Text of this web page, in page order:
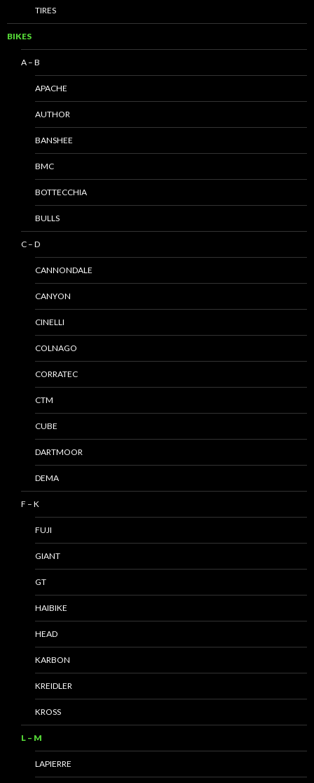
TIRES
BIKES
A – B
APACHE
AUTHOR
BANSHEE
BMC
BOTTECCHIA
BULLS
C – D
CANNONDALE
CANYON
CINELLI
COLNAGO
CORRATEC
CTM
CUBE
DARTMOOR
DEMA
F – K
FUJI
GIANT
GT
HAIBIKE
HEAD
KARBON
KREIDLER
KROSS
L – M
LAPIERRE